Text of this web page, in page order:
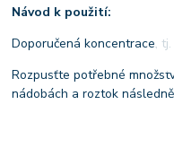
Návod k použití:
Doporučená koncentrace,
Rozpusťte potřebné
nádobách a roztok